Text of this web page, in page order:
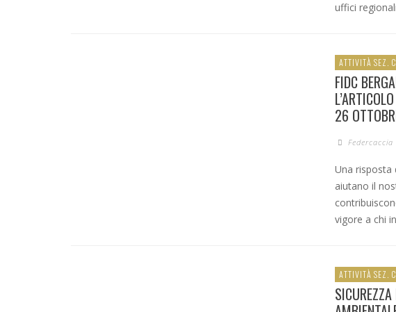
uffici
ATTIVITÀ SEZ.
FIDC
26
Una risposta
aiutano il
vigore a chi
ATTIVITÀ SEZ.